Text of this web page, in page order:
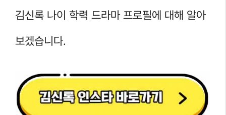
김신록 나이 학력 드라마 프로필에 대해 알아
보겠습니다.